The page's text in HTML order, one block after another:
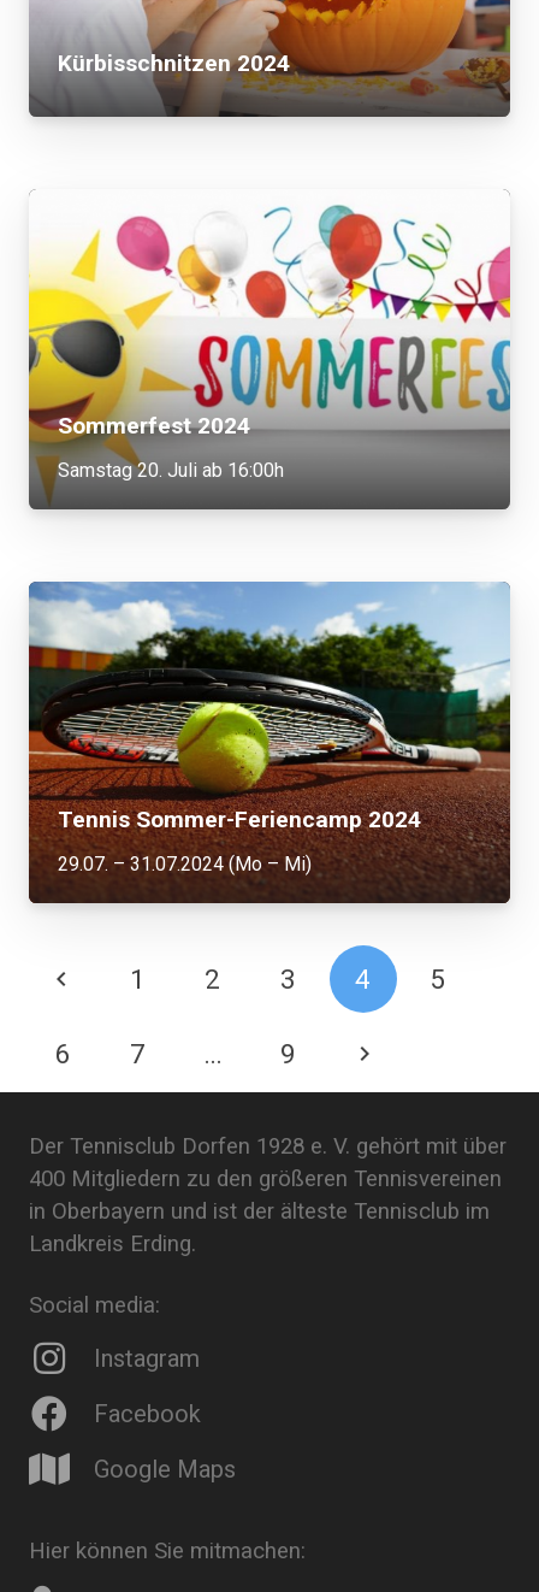
Kürbisschnitzen 2024
Sommerfest 2024
Samstag 20. Juli ab 16:00h
Tennis Sommer-Feriencamp 2024
29.07. – 31.07.2024 (Mo – Mi)
1 2 3 4 5
6 7 … 9
Der Tennisclub Dorfen 1928 e. V. gehört mit über
400 Mitgliedern zu den größeren Tennisvereinen
in Oberbayern und ist der älteste Tennisclub im
Landkreis Erding.
Social media:
Instagram
Facebook
Google Maps
Hier können Sie mitmachen: